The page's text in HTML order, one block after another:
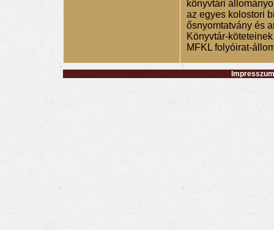
könyvtári
az egyes kolostori
ősnyomtatvány és
Könyvtár-
MFKL folyóirat-